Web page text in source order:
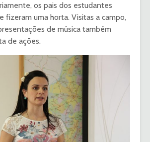
os pais dos estudantes
fizeram uma horta. Visitas a campo,
de música também
de ações.